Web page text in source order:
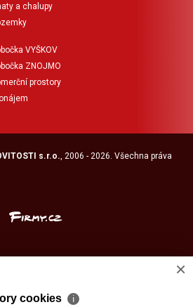
a chalupy
VYŠKOV
ZNOJMO
prostory
s.r.o., 2006 - 2026. Všechna práva
×
cookies ℹ